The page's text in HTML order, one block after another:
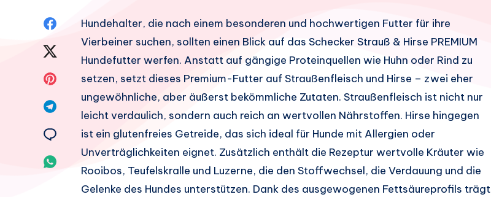
Facebook
Twitter
teilen.
Pinterest
teilen.
Telegram
teilen.
Email
teilen.
Whatsapp
Hundehalter, die nach einem besonderen und hochwertigen Futter für ihre
Vierbeiner suchen, sollten einen Blick auf das Schecker Strauß & Hirse PREMIUM
Hundefutter werfen. Anstatt auf gängige Proteinquellen wie Huhn oder Rind zu
setzen, setzt dieses Premium-Futter auf Straußenfleisch und Hirse – zwei eher
ungewöhnliche, aber äußerst bekömmliche Zutaten. Straußenfleisch ist nicht nur
leicht verdaulich, sondern auch reich an wertvollen Nährstoffen. Hirse hingegen
ist ein glutenfreies Getreide, das sich ideal für Hunde mit Allergien oder
Unverträglichkeiten eignet. Zusätzlich enthält die Rezeptur wertvolle Kräuter wie
Rooibos, Teufelskralle und Luzerne, die den Stoffwechsel, die Verdauung und die
Gelenke des Hundes unterstützen. Dank des ausgewogenen Fettsäureprofils trägt